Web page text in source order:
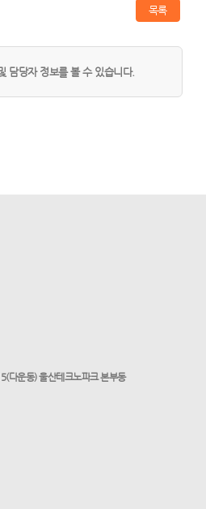
목록
담당자 정보를 볼 수 있습니다.
다운동) 울산테크노파크 본부동